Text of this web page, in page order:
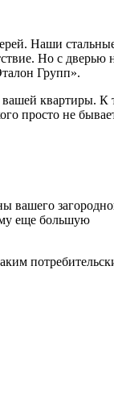
Наши
Но с
Групп».
квартиры. К
просто не
вашего
еще большую